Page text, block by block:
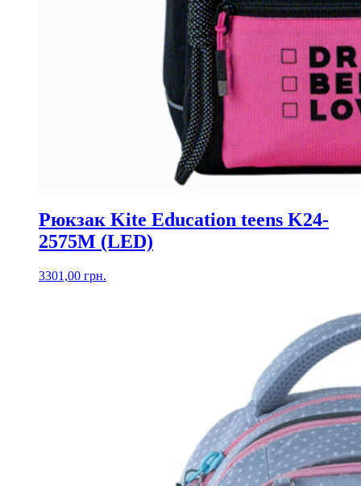
Рюкзак Kite Education teens K24-
2575M (LED)
3301,00 грн.